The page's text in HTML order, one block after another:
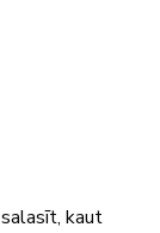
kaut